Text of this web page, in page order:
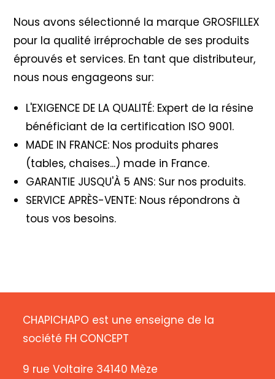
Nous avons sélectionné la marque GROSFILLEX
pour la qualité irréprochable de ses produits
éprouvés et services. En tant que distributeur,
nous nous engageons sur:
L'EXIGENCE DE LA QUALITÉ: Expert de la résine
bénéficiant de la certification ISO 9001.
MADE IN FRANCE: Nos produits phares
(tables, chaises...) made in France.
GARANTIE JUSQU'À 5 ANS: Sur nos produits.
SERVICE APRÈS-VENTE: Nous répondrons à
tous vos besoins.
CHAPICHAPO est une enseigne de la
société FH CONCEPT
9 rue Voltaire 34140 Mèze